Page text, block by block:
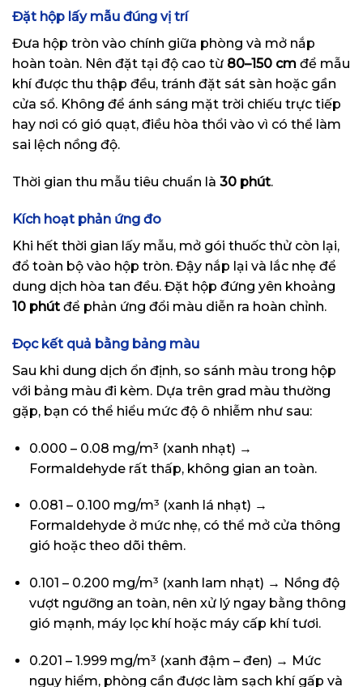
Đặt hộp lấy mẫu đúng vị trí
Đưa hộp tròn vào chính giữa phòng và mở nắp
hoàn toàn. Nên đặt tại độ cao từ 80–150 cm để mẫu
khí được thu thập đều, tránh đặt sát sàn hoặc gần
cửa sổ. Không để ánh sáng mặt trời chiếu trực tiếp
hay nơi có gió quạt, điều hòa thổi vào vì có thể làm
sai lệch nồng độ.
Thời gian thu mẫu tiêu chuẩn là 30 phút.
Kích hoạt phản ứng đo
Khi hết thời gian lấy mẫu, mở gói thuốc thử còn lại,
đổ toàn bộ vào hộp tròn. Đậy nắp lại và lắc nhẹ để
dung dịch hòa tan đều. Đặt hộp đứng yên khoảng
10 phút để phản ứng đổi màu diễn ra hoàn chỉnh.
Đọc kết quả bằng bảng màu
Sau khi dung dịch ổn định, so sánh màu trong hộp
với bảng màu đi kèm. Dựa trên grad màu thường
gặp, bạn có thể hiểu mức độ ô nhiễm như sau:
0.000 – 0.08 mg/m³ (xanh nhạt) →
Formaldehyde rất thấp, không gian an toàn.
0.081 – 0.100 mg/m³ (xanh lá nhạt) →
Formaldehyde ở mức nhẹ, có thể mở cửa thông
gió hoặc theo dõi thêm.
0.101 – 0.200 mg/m³ (xanh lam nhạt) → Nồng độ
vượt ngưỡng an toàn, nên xử lý ngay bằng thông
gió mạnh, máy lọc khí hoặc máy cấp khí tươi.
0.201 – 1.999 mg/m³ (xanh đậm – đen) → Mức
nguy hiểm, phòng cần được làm sạch khí gấp và